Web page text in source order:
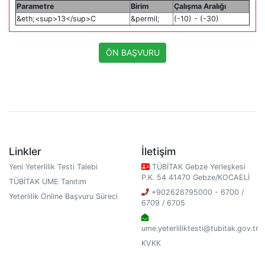
Parametre Birim
Çalışma Aralığı
&eth;<sup>13</sup>C
&permil; (-10) - (-30)
ÖN BAŞVURU
Linkler
Yeni Yeterlilik Testi Talebi
TÜBİTAK UME Tanıtım
Yeterlilik Online Başvuru Süreci
İletişim
TÜBİTAK Gebze Yerleşkesi
P.K. 54 41470 Gebze/KOCAELİ
+902626795000 - 6700 /
6709 / 6705
ume.yeterliliktesti@tubitak.gov.tr
KVKK